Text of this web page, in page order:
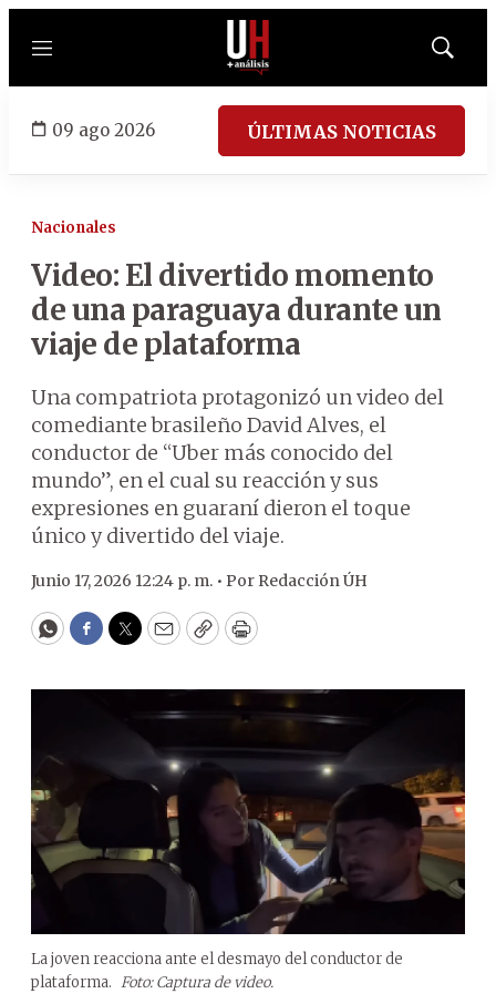
Menú
Mostrar
09 ago 2026 ÚLTIMAS NOTICIAS
Nacionales
Video: El divertido momento
de una paraguaya durante un
viaje de plataforma
Una compatriota protagonizó un video del
comediante brasileño David Alves, el
conductor de “Uber más conocido del
mundo”, en el cual su reacción y sus
expresiones en guaraní dieron el toque
único y divertido del viaje.
Junio 17, 2026 12:24 p. m. • Por Redacción ÚH
WhatsApp
Facebook
Twitter
EmailCopyPrint
La joven reacciona ante el desmayo del conductor de
plataforma. Foto: Captura de video.